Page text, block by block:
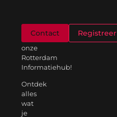
onze
Rotterdam
Informatiehub!
Ontdek
alles
wat
je
Contact Registreer